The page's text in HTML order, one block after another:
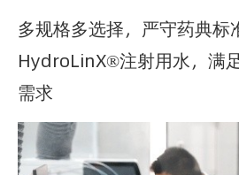
多规格多选择，严守药典标
HydroLinX®注射用水，满
需求